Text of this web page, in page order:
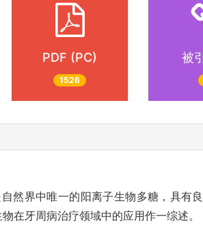
PDF (PC)
1526
被
然界中唯一的阳离子生物多糖，具有
在牙周病治疗领域中的应用作一综述。